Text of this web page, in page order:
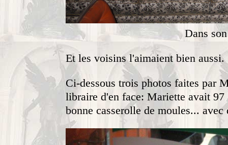
Dans
Et les voisins l'aimaient bien aussi.
Ci-dessous trois photos faites par
libraire d'en face: Mariette avait
bonne casserolle de moules...